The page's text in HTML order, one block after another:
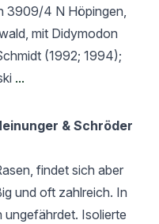
3909/4 N Höpingen,
mit Didymodon
(1992; 1994);
...
& Schröder
findet sich aber
und oft zahlreich. In
ungefährdet. Isolierte